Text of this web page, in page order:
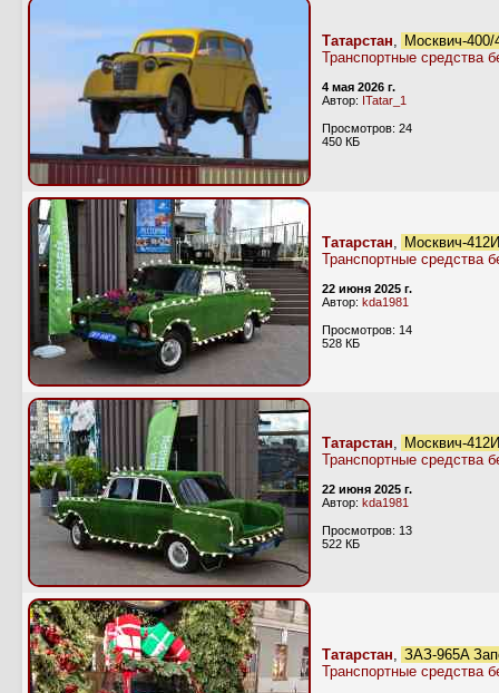
Татарстан, Москвич-
Транспортные средства
4 мая 2026 г.
Автор: ITatar_1
Просмотров: 24
450 КБ
Татарстан, Москвич-
Транспортные средства
22 июня 2025 г.
Автор: kda1981
Просмотров: 14
528 КБ
Татарстан, Москвич-
Транспортные средства
22 июня 2025 г.
Автор: kda1981
Просмотров: 13
522 КБ
Татарстан, ЗАЗ-965А
Транспортные средства